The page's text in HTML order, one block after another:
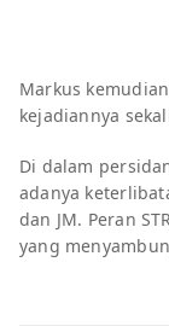
Markus
kejadiannya
Di dalam
adanya
dan JM. Peran
yang